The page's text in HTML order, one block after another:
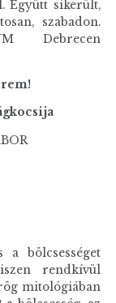
Együtt sikerült,
szabadon.
Debrecen
bölcsességet
rendkívül
mitológiában